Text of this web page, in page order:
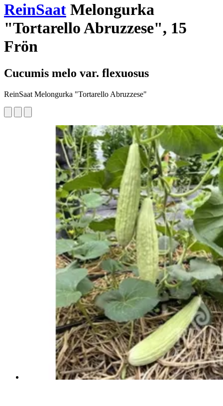
ReinSaat Melongurka
"Tortarello Abruzzese", 15
Frön
Cucumis melo var. flexuosus
ReinSaat Melongurka "Tortarello Abruzzese"